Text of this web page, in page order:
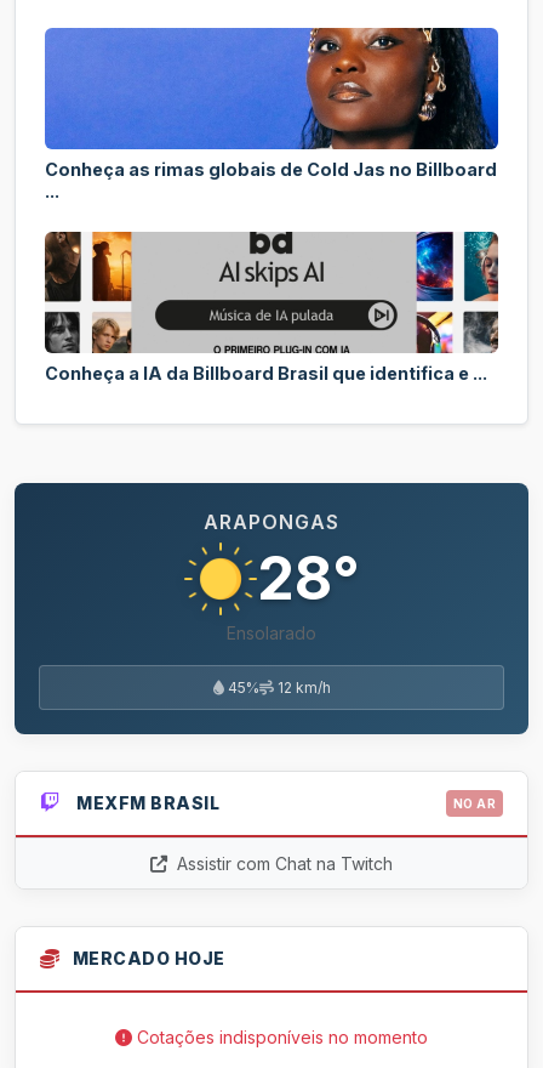
Conheça as rimas globais de Cold Jas no Billboard
...
Conheça a IA da Billboard Brasil que identifica e ...
ARAPONGAS
28°
Ensolarado
45% 12 km/h
MEXFM BRASIL NO AR
Assistir com Chat na Twitch
MERCADO HOJE
Cotações indisponíveis no momento